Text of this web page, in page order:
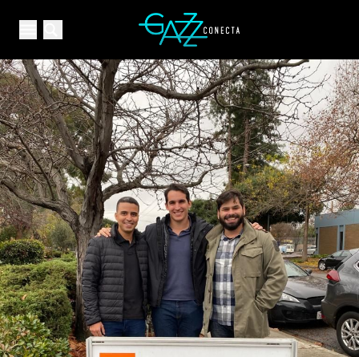
Open main menuYour Company